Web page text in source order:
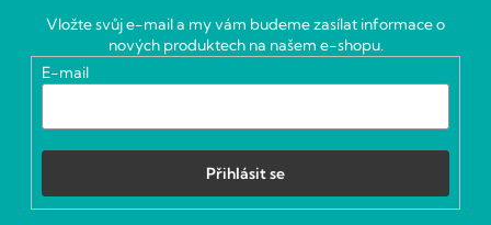
Vložte svůj e-mail a my vám budeme zasílat informace o
nových produktech na našem e-shopu.
E-mail
Přihlásit se